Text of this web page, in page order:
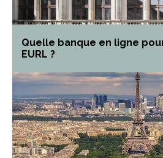
Quelle banque en ligne
EURL ?